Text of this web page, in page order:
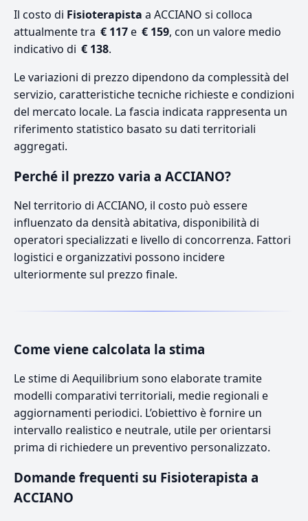
Il costo di Fisioterapista a ACCIANO si colloca
attualmente tra € 117e € 159, con un valore medio
indicativo di € 138.
Le variazioni di prezzo dipendono da complessità del
servizio, caratteristiche tecniche richieste e condizioni
del mercato locale. La fascia indicata rappresenta un
riferimento statistico basato su dati territoriali
aggregati.
Perché il prezzo varia a ACCIANO?
Nel territorio di ACCIANO, il costo può essere
influenzato da densità abitativa, disponibilità di
operatori specializzati e livello di concorrenza. Fattori
logistici e organizzativi possono incidere
ulteriormente sul prezzo finale.
Come viene calcolata la stima
Le stime di Aequilibrium sono elaborate tramite
modelli comparativi territoriali, medie regionali e
aggiornamenti periodici. L’obiettivo è fornire un
intervallo realistico e neutrale, utile per orientarsi
prima di richiedere un preventivo personalizzato.
Domande frequenti su Fisioterapista a
ACCIANO